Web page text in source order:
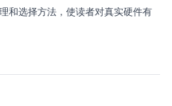
和选择方法，使读者对真实硬件有